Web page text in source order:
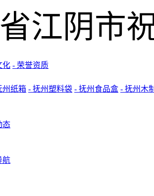
江阴市
化 - 荣誉资质
州纸箱 - 抚州塑料袋 - 抚州食品盒 - 抚州木
态
航